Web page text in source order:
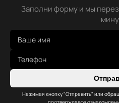
Заполни форму и мы
Нажимая кнопку "Отправить" или